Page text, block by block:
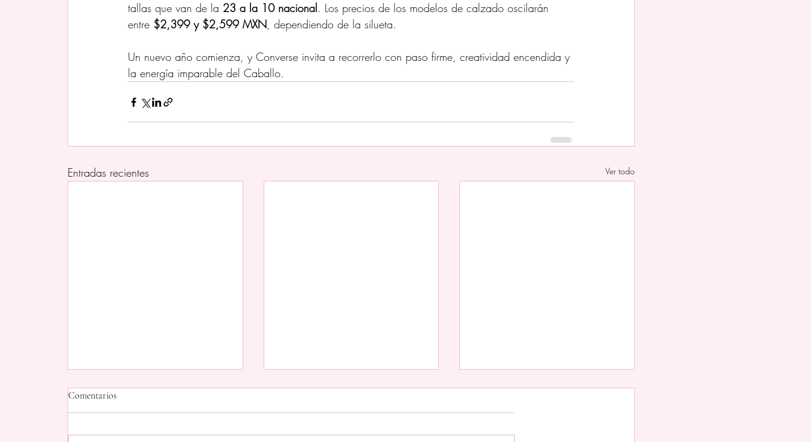
tallas que van de la 23 a la 10 nacional. Los precios de los modelos de calzado oscilarán
entre $2,399 y $2,599 MXN, dependiendo de la silueta.
Un nuevo año comienza, y Converse invita a recorrerlo con paso firme, creatividad encendida y
la energía imparable del Caballo.
Entradas recientes Ver todo
Comentarios